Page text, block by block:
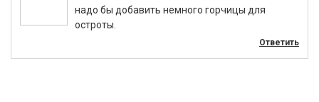
надо бы добавить немного горчицы для
остроты.
Ответить